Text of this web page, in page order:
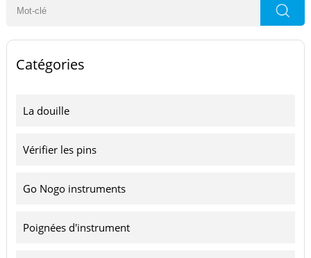
Catégories
La douille
Vérifier les pins
Go Nogo instruments
Poignées d'instrument